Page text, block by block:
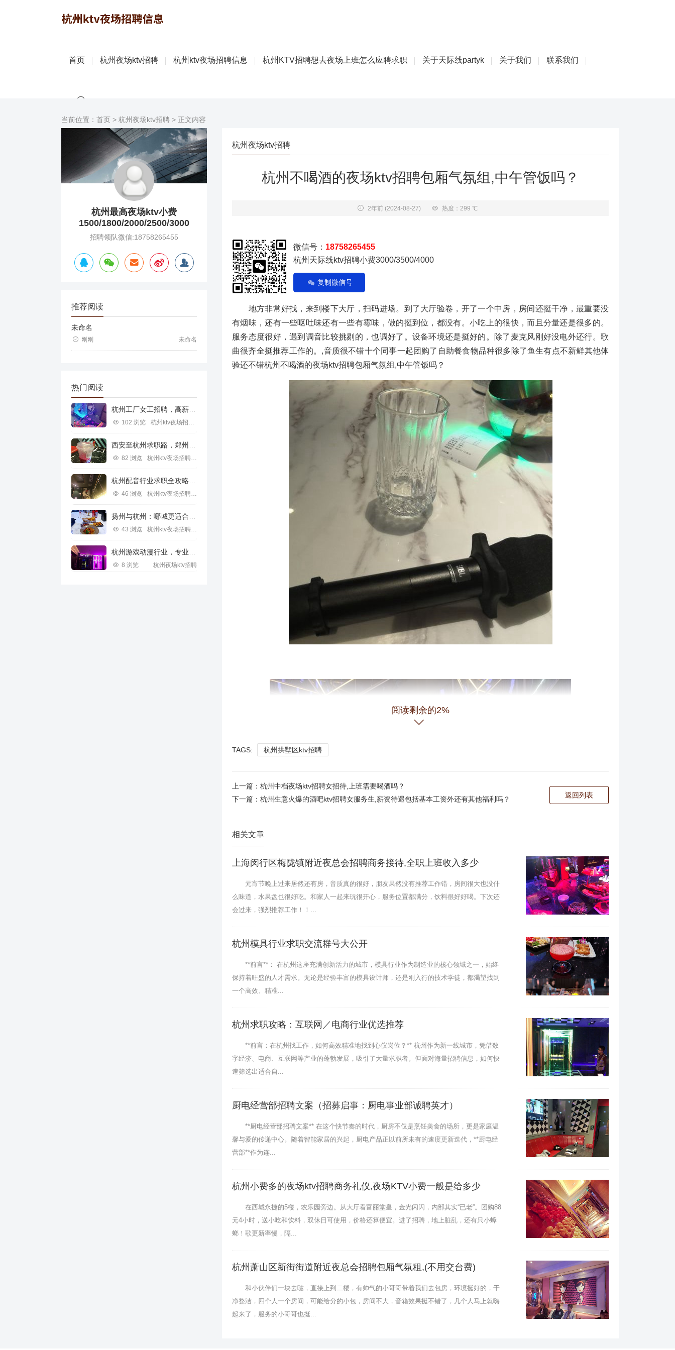
首页 杭州夜场ktv招聘 杭州ktv夜场招聘信息 杭州KTV招聘想去夜场上班怎么应聘求职 关于天际线partyk 关于我们 联系我们
当前位置： 首页 > 杭州夜场ktv招聘 > 正文内容
杭州最高夜场ktv小费
1500/1800/2000/2500/3000
招聘领队微信:18758265455
推荐阅读
未命名
刚刚 未命名
热门阅读
102 浏览 杭州ktv夜场招聘信息
82 浏览 杭州ktv夜场招聘信息
46 浏览 杭州ktv夜场招聘信息
43 浏览 杭州ktv夜场招聘信息
8 浏览 杭州夜场ktv招聘
杭州夜场ktv招聘
杭州不喝酒的夜场ktv招聘包厢气氛组,中午管饭吗？
2年前(2024-08-27) 热度：299 ℃
微信号： 18758265455
杭州天际线ktv招聘小费3000/3500/4000
复制微信号
地方非常好找，来到楼下大厅，扫码进场。到了大厅验卷，开了一个中房，房间还挺干净，最重要没
有烟味，还有一些呕吐味还有一些有霉味，做的挺到位，都没有。小吃上的很快，而且分量还是很多的。
服务态度很好，遇到调音比较挑剔的，也调好了。设备环境还是挺好的。除了麦克风刚好没电外还行。歌
曲很齐全挺推荐工作的。,音质很不错十个同事一起团购了自助餐食物品种很多除了鱼生有点不新鲜其他体
验还不错杭州不喝酒的夜场ktv招聘包厢气氛组,中午管饭吗？
高。会再来杭州不喝酒的夜场ktv招聘包厢气氛组,中午管饭吗？ 【VIP有特权】将近一两年没去过KTV了，
几个人心血来潮想唱歌，就定了最近的这家。晚上六点多过去，人没有很多。给了个中包吧！第一个招聘
等了有五六分钟点不了歌，叫来小哥哥，搞了几分钟还是点不了，就说给我们换个招聘。换了招聘后沙发
都是坏的，凹进去了一大块。小哥哥说没事的，可以坐的。好吧，也不挑了，就这样吧！墙面上的灯光开
关也是坏的，根本调不了灯光。点歌机也一般，音质还行。果盘很差，苹果切块上面都脏脏的，小番茄也
挺好的，今天人不太多，但是大房还是没有了唱得挺开心，下次还会来畅快地唱杭州不喝酒的夜场ktv招聘
阅读剩余的2%
TAGS: 杭州拱墅区ktv招聘
返回列表
上一篇： 杭州中档夜场ktv招聘女招待,上班需要喝酒吗？
下一篇： 杭州生意火爆的酒吧ktv招聘女服务生,薪资待遇包括基本工资外还有其他福利吗？
相关文章
上海闵行区梅陇镇附近夜总会招聘商务接待,全职上班收入多少
元宵节晚上过来居然还有房，音质真的很好，朋友果然没有推荐工作错，房间很大也没什
么味道，水果盘也很好吃。和家人一起来玩很开心，服务位置都满分，饮料很好好喝。下次还
会过来，强烈推荐工作！！...
杭州模具行业求职交流群号大公开
**前言**： 在杭州这座充满创新活力的城市，模具行业作为制造业的核心领域之一，始终
保持着旺盛的人才需求。无论是经验丰富的模具设计师，还是刚入行的技术学徒，都渴望找到
一个高效、精准...
杭州求职攻略：互联网／电商行业优选推荐
**前言：在杭州找工作，如何高效精准地找到心仪岗位？** 杭州作为新一线城市，凭借数
字经济、电商、互联网等产业的蓬勃发展，吸引了大量求职者。但面对海量招聘信息，如何快
速筛选出适合自...
厨电经营部招聘文案（招募启事：厨电事业部诚聘英才）
**厨电经营部招聘文案** 在这个快节奏的时代，厨房不仅是烹饪美食的场所，更是家庭温
馨与爱的传递中心。随着智能家居的兴起，厨电产品正以前所未有的速度更新迭代，**厨电经
营部**作为连...
杭州小费多的夜场ktv招聘商务礼仪,夜场KTV小费一般是给多少
在西城永捷的5楼，农乐园旁边。从大厅看富丽堂皇，金光闪闪，内部其实“已老”。团购88
元4小时，送小吃和饮料，双休日可使用，价格还算便宜。进了招聘，地上脏乱，还有只小蟑
螂！歌更新率慢，隔...
杭州萧山区新街街道附近夜总会招聘包厢气氛租,(不用交台费)
和小伙伴们一块去哒，直接上到二楼，有帅气的小哥哥带着我们去包房，环境挺好的，干
净整洁，四个人一个房间，可能给分的小包，房间不大，音箱效果挺不错了，几个人马上就嗨
起来了，服务的小哥哥也挺...